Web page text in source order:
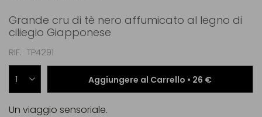
Grande cru di tè nero affumicato al legno di
ciliegio Giapponese
RIF TP4291
Aggiungere al Carrello • 26 €
Un viaggio sensoriale.